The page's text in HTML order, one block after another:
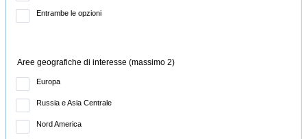
Entrambe le opzioni
Aree geografiche di interesse (massimo 2)
Europa
Russia e Asia Centrale
Nord America